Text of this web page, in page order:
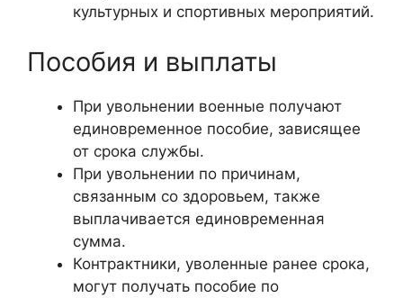
культурных и спортивных мероприятий.
Пособия и выплаты
При увольнении военные получают
единовременное пособие, зависящее
от срока службы.
При увольнении по причинам,
связанным со здоровьем, также
выплачивается единовременная
сумма.
Контрактники, уволенные ранее срока,
могут получать пособие по